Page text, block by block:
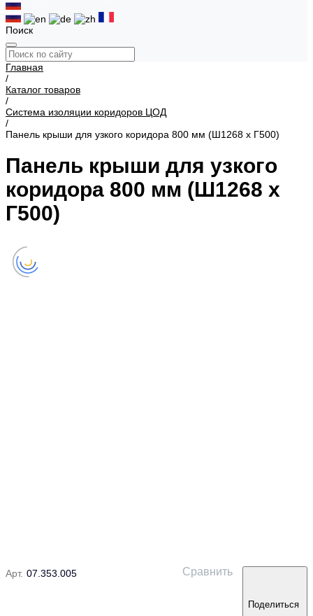
Поиск
Главная
/
Каталог товаров
/
Система изоляции коридоров ЦОД
/
Панель крыши для узкого коридора 800 мм (Ш1268 х Г500)
Панель крыши для узкого
коридора 800 мм (Ш1268 х
Г500)
Арт. 07.353.005 Сравнить
Поделиться